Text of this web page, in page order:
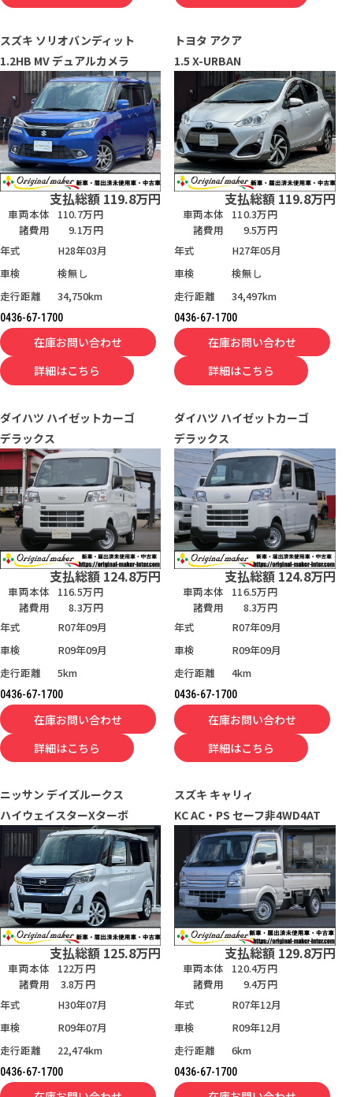
スズキ ソリオバンディット
1.2HB MV デュアルカメラ
支払総額 119.8万円
車両本体
110.7万円
諸費用
9.1万円
年式
H28年03月
車検
検無し
走行距離
34,750km
0436-67-1700
在庫お問い合わせ
詳細はこちら
トヨタ アクア
1.5 X-URBAN
支払総額 119.8万円
車両本体
110.3万円
諸費用
9.5万円
年式
H27年05月
車検
検無し
走行距離
34,497km
0436-67-1700
在庫お問い合わせ
詳細はこちら
ダイハツ ハイゼットカーゴ
デラックス
支払総額 124.8万円
車両本体
116.5万円
諸費用
8.3万円
年式
R07年09月
車検
R09年09月
走行距離
5km
0436-67-1700
在庫お問い合わせ
詳細はこちら
ダイハツ ハイゼットカーゴ
デラックス
支払総額 124.8万円
車両本体
116.5万円
諸費用
8.3万円
年式
R07年09月
車検
R09年09月
走行距離
4km
0436-67-1700
在庫お問い合わせ
詳細はこちら
ニッサン デイズルークス
ハイウェイスターXターボ
支払総額 125.8万円
車両本体
122万円
諸費用
3.8万円
年式
H30年07月
車検
R09年07月
走行距離
22,474km
0436-67-1700
スズキ キャリィ
KC AC・PS セーフ非4WD4AT
支払総額 129.8万円
車両本体
120.4万円
諸費用
9.4万円
年式
R07年12月
車検
R09年12月
走行距離
6km
0436-67-1700